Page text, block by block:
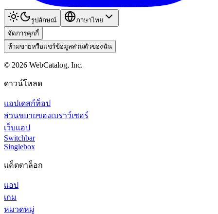
รูปลักษณ์
ภาษาไทย
จัดการคุกกี้
ห้ามขายหรือแชร์ข้อมูลส่วนตัวของฉัน
© 2026 WebCatalog, Inc.
ดาวน์โหลด
แอปเดสก์ท็อป
ส่วนขยายของเบราว์เซอร์
เว็บแอป
Switchbar
Singlebox
แค็ตตาล็อก
แอป
เกม
หมวดหมู่